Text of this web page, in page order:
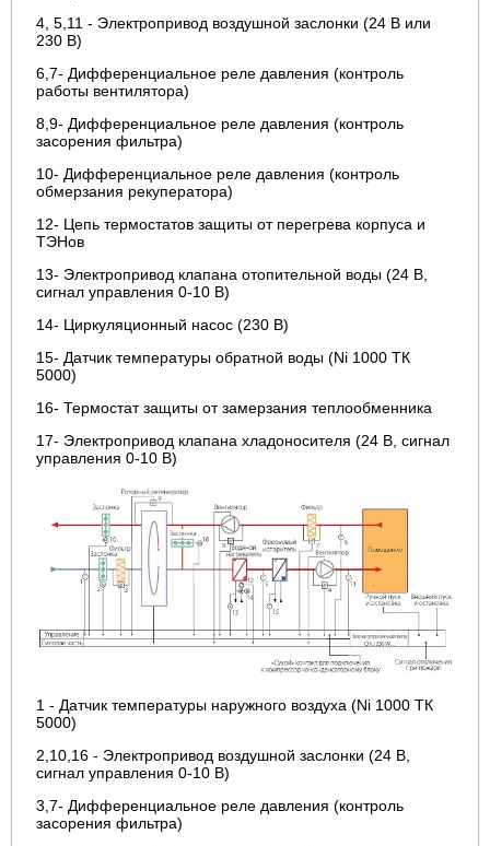
4, 5,11 - Электропривод воздушной заслонки (24 В или
230 В)
6,7- Дифференциальное реле давления (контроль
работы вентилятора)
8,9- Дифференциальное реле давления (контроль
засорения фильтра)
10- Дифференциальное реле давления (контроль
обмерзания рекуператора)
12- Цепь термостатов защиты от перегрева корпуса и
ТЭНов
13- Электропривод клапана отопительной воды (24 В,
сигнал управления 0-10 В)
14- Циркуляционный насос (230 В)
15- Датчик температуры обратной воды (Ni 1000 ТК
5000)
16- Термостат защиты от замерзания теплообменника
17- Электропривод клапана хладоносителя (24 В, сигнал
управления 0-10 В)
1 - Датчик температуры наружного воздуха (Ni 1000 ТК
5000)
2,10,16 - Электропривод воздушной заслонки (24 В,
сигнал управления 0-10 В)
3,7- Дифференциальное реле давления (контроль
засорения фильтра)